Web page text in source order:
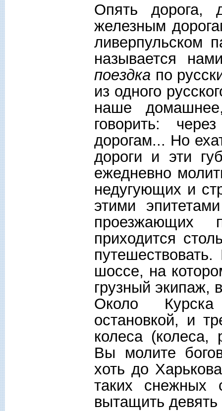
Опять дорога,
железным
ливерпульском
называется
поездка по
из одного
наше
говорить:
дорогам... Но
дороги и эти
ежедневно
недугующих и
этими
проезжающих
приходится
шоссе, на
грузный экипаж,
Около
остановкой, и
колеса
Вы молите
хоть до
таких снежных
вытащить